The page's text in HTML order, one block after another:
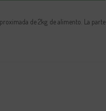
de 2kg de alimento. La parte